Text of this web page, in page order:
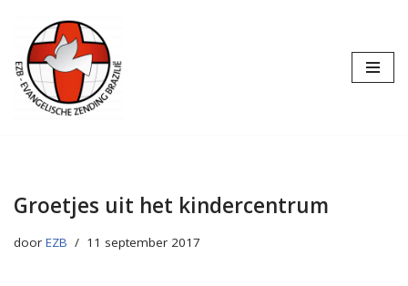
Ga
naar
de
inhoud
Groetjes uit het kindercentrum
door EZB 11 september 2017